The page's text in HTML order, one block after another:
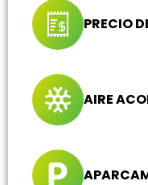
PRECIO
AIRE